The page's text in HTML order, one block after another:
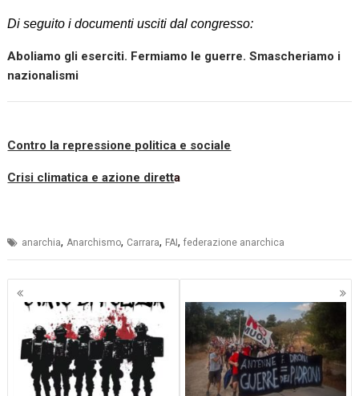
Di seguito i documenti usciti dal congresso:
Aboliamo gli eserciti. Fermiamo le guerre. Smascheriamo i
nazionalismi
Contro la repressione politica e sociale
Crisi climatica e azione diretta
anarchia,Anarchismo, Carrara, FAI,federazione anarchica
Navigazione
articoli